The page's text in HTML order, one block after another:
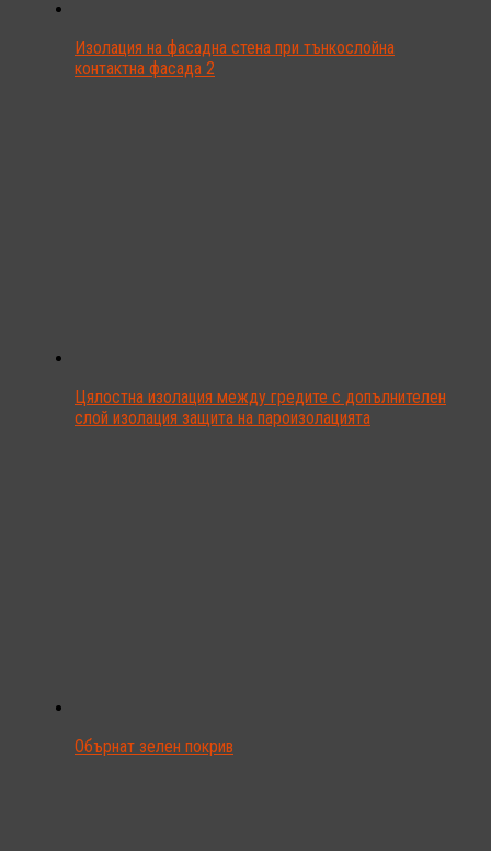
Изолация на фасадна стена при тънкослойна
контактна фасада 2
Цялостна изолация между гредите с допълнителен
слой изолация защита на пароизолацията
Обърнат зелен покрив